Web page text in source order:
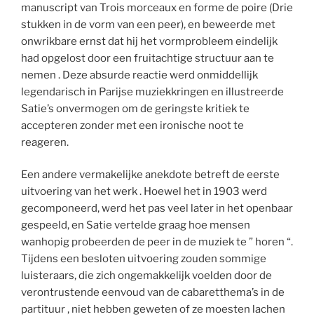
manuscript van Trois morceaux en forme de poire (Drie
stukken in de vorm van een peer), en beweerde met
onwrikbare ernst dat hij het vormprobleem eindelijk
had opgelost door een fruitachtige structuur aan te
nemen . Deze absurde reactie werd onmiddellijk
legendarisch in Parijse muziekkringen en illustreerde
Satie’s onvermogen om de geringste kritiek te
accepteren zonder met een ironische noot te
reageren.
Een andere vermakelijke anekdote betreft de eerste
uitvoering van het werk . Hoewel het in 1903 werd
gecomponeerd, werd het pas veel later in het openbaar
gespeeld, en Satie vertelde graag hoe mensen
wanhopig probeerden de peer in de muziek te ” horen “.
Tijdens een besloten uitvoering zouden sommige
luisteraars, die zich ongemakkelijk voelden door de
verontrustende eenvoud van de cabaretthema’s in de
partituur , niet hebben geweten of ze moesten lachen